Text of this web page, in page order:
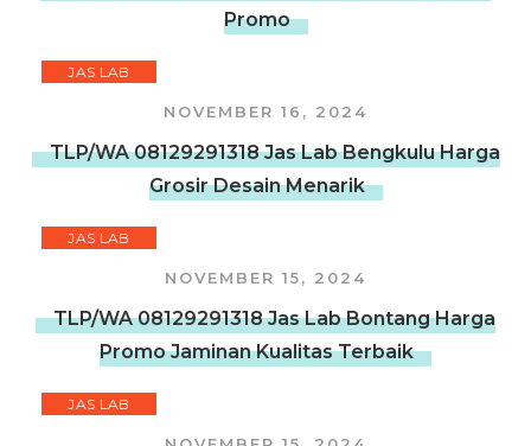
Promo
JAS LAB
NOVEMBER 16, 2024
TLP/WA 08129291318 Jas Lab Bengkulu Harga
Grosir Desain Menarik
JAS LAB
NOVEMBER 15, 2024
TLP/WA 08129291318 Jas Lab Bontang Harga
Promo Jaminan Kualitas Terbaik
JAS LAB